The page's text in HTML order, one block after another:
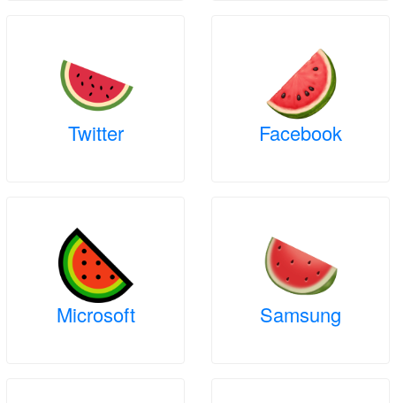
Facebook
Twitter
Samsung
Microsoft